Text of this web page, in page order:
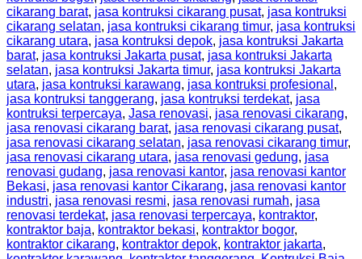
cikarang barat, jasa kontruksi cikarang pusat, jasa kontruksi
cikarang selatan, jasa kontruksi cikarang timur, jasa kontruksi
cikarang utara, jasa kontruksi depok, jasa kontruksi Jakarta
barat, jasa kontruksi Jakarta pusat, jasa kontruksi Jakarta
selatan, jasa kontruksi Jakarta timur, jasa kontruksi Jakarta
utara, jasa kontruksi karawang, jasa kontruksi profesional ,
jasa kontruksi tanggerang, jasa kontruksi terdekat, jasa
kontruksi terpercaya, Jasa renovasi, jasa renovasi cikarang,
jasa renovasi cikarang barat, jasa renovasi cikarang pusat,
jasa renovasi cikarang selatan, jasa renovasi cikarang timur,
jasa renovasi cikarang utara, jasa renovasi gedung, jasa
renovasi gudang, jasa renovasi kantor, jasa renovasi kantor
Bekasi, jasa renovasi kantor Cikarang, jasa renovasi kantor
industri, jasa renovasi resmi, jasa renovasi rumah, jasa
renovasi terdekat, jasa renovasi terpercaya, kontraktor,
kontraktor baja, kontraktor bekasi, kontraktor bogor,
kontraktor cikarang, kontraktor depok, kontraktor jakarta,